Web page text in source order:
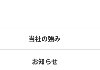
当社の強み
お知らせ